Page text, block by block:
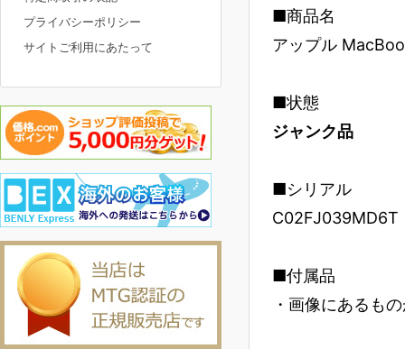
■商品名
アップル
■状態
ジャンク品
■シリアル
C02FJ039MD6T
■付属品
・画像にあるも
プライバシーポリシー
サイトご利用にあたって